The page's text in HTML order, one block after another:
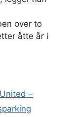
over to
åtte år i
–